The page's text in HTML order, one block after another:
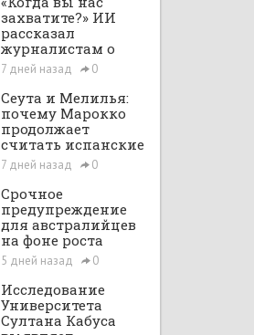
захватите?» ИИ
рассказал
журналистам о
планах по
покорению мира в
большом интервью
с ChatGPT
7 дней назад 0
Сеута и Мелилья:
почему Марокко
продолжает
считать испанские
анклавы своими
территориями
7 дней назад 0
Срочное
предупреждение
для австралийцев
на фоне роста
случаев птичьего
гриппа на фоне
опасений
передачи вируса
людьми
5 дней назад 0
Исследование
Университета
Султана Кабуса